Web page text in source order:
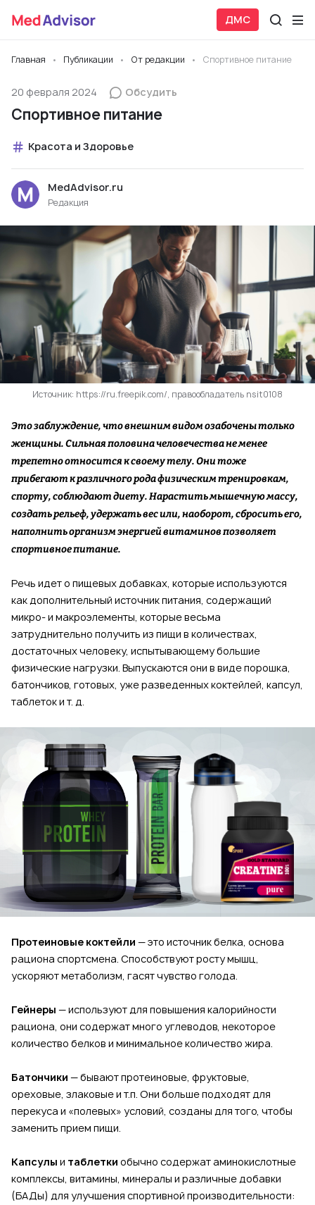
ДМС
Главная Публикации От редакции Спортивное питание
20 февраля 2024 Обсудить
Спортивное питание
Красота и Здоровье
MedAdvisor.ru
Редакция
Источник: https://ru.freepik.com/, правообладатель nsit0108
Это заблуждение, что внешним видом озабочены только
женщины. Сильная половина человечества не менее
трепетно относится к своему телу. Они тоже
прибегают к различного рода физическим тренировкам,
спорту, соблюдают диету. Нарастить мышечную массу,
создать рельеф, удержать вес или, наоборот, сбросить его,
наполнить организм энергией витаминов позволяет
спортивное питание.
Речь идет о пищевых добавках, которые используются
как дополнительный источник питания, содержащий
микро- и макроэлементы, которые весьма
затруднительно получить из пищи в количествах,
достаточных человеку, испытывающему большие
физические нагрузки. Выпускаются они в виде порошка,
батончиков, готовых, уже разведенных коктейлей, капсул,
таблеток и т. д.
Протеиновые коктейли — это источник белка, основа
рациона спортсмена. Способствуют росту мышц,
ускоряют метаболизм, гасят чувство голода.
Гейнеры — используют для повышения калорийности
рациона, они содержат много углеводов, некоторое
количество белков и минимальное количество жира.
Батончики — бывают протеиновые, фруктовые,
ореховые, злаковые и т.п. Они больше подходят для
перекуса и «полевых» условий, созданы для того, чтобы
заменить прием пищи.
Капсулы и таблетки обычно содержат аминокислотные
комплексы, витамины, минералы и различные добавки
(БАДы) для улучшения спортивной производительности: